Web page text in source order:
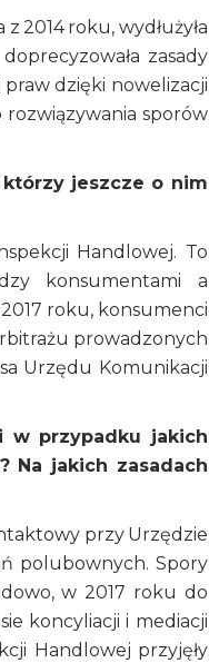
2014 roku, wydłużyła
zasady
dzięki nowelizacji
sporów
jeszcze o nim
Handlowej. To
konsumentami a
roku, konsumenci
prowadzonych
Urzędu Komunikacji
w przypadku jakich
Na jakich zasadach
przy Urzędzie
polubownych. Spory
w 2017 roku do
koncyliacji i mediacji
Handlowej przyjęły